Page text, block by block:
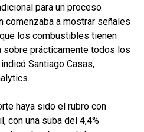
para un proceso
comenzaba a mostrar señales
los combustibles tienen
prácticamente todos los
Santiago Casas,
haya sido el rubro con
con una suba del 4,4%